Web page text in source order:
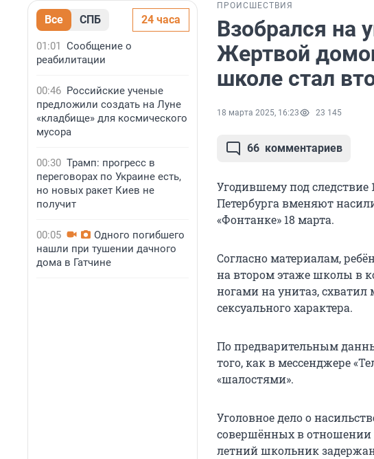
Все СПБ 24 часа
01:01 Сообщение о
реабилитации
00:46 Российские ученые
предложили создать на Луне
«кладбище» для космического
мусора
00:30 Трамп: прогресс в
переговорах по Украине есть,
но новых ракет Киев не
получит
00:05
Одного погибшего
нашли при тушении дачного
дома в Гатчине
ПРОИСШЕСТВИЯ
Взобрался на
Жертвой
школе стал
18 марта 2025, 16:23 23 145
66 комментариев
Угодившему под
Петербурга вменяют
«Фонтанке» 18 марта.
Согласно материалам,
на втором этаже школы в
ногами на унитаз,
сексуального характера.
По предварительным
того, как в мессенджере
«шалостями».
Уголовное дело о
совершённых в отношении
летний школьник